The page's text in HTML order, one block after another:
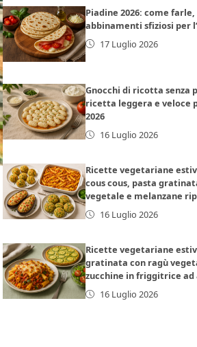
Piadine 2026: come
abbinamenti sfiziosi per
17 Luglio 2026
Gnocchi di ricotta senza
ricetta leggera e veloce
2026
16 Luglio 2026
Ricette vegetariane
cous cous, pasta
vegetale e melanzane
16 Luglio 2026
Ricette vegetariane
gratinata con ragù
zucchine in friggitrice ad
16 Luglio 2026